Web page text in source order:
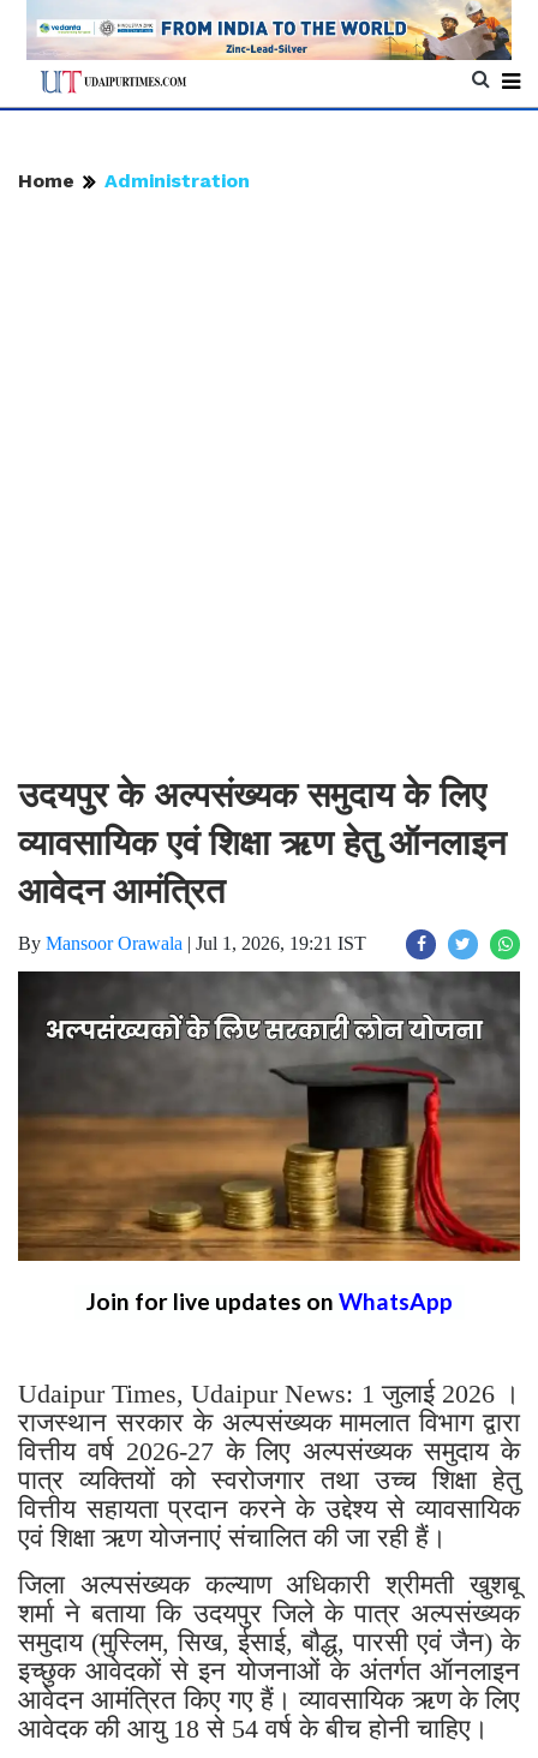
Home Administration
उदयपुर के अल्पसंख्यक समुदाय के लिए
व्यावसायिक एवं शिक्षा ऋण हेतु ऑनलाइन
आवेदन आमंत्रित
By Mansoor Orawala | Jul 1, 2026, 19:21 IST
Join for live updates on WhatsApp
Udaipur Times, Udaipur News: 1 जुलाई 2026 ।
राजस्थान सरकार के अल्पसंख्यक मामलात विभाग द्वारा
वित्तीय वर्ष 2026-27 के लिए अल्पसंख्यक समुदाय के
पात्र व्यक्तियों को स्वरोजगार तथा उच्च शिक्षा हेतु
वित्तीय सहायता प्रदान करने के उद्देश्य से व्यावसायिक
एवं शिक्षा ऋण योजनाएं संचालित की जा रही हैं।
जिला अल्पसंख्यक कल्याण अधिकारी श्रीमती खुशबू
शर्मा ने बताया कि उदयपुर जिले के पात्र अल्पसंख्यक
समुदाय (मुस्लिम, सिख, ईसाई, बौद्ध, पारसी एवं जैन) के
इच्छुक आवेदकों से इन योजनाओं के अंतर्गत ऑनलाइन
आवेदन आमंत्रित किए गए हैं। व्यावसायिक ऋण के लिए
आवेदक की आयु 18 से 54 वर्ष के बीच होनी चाहिए।